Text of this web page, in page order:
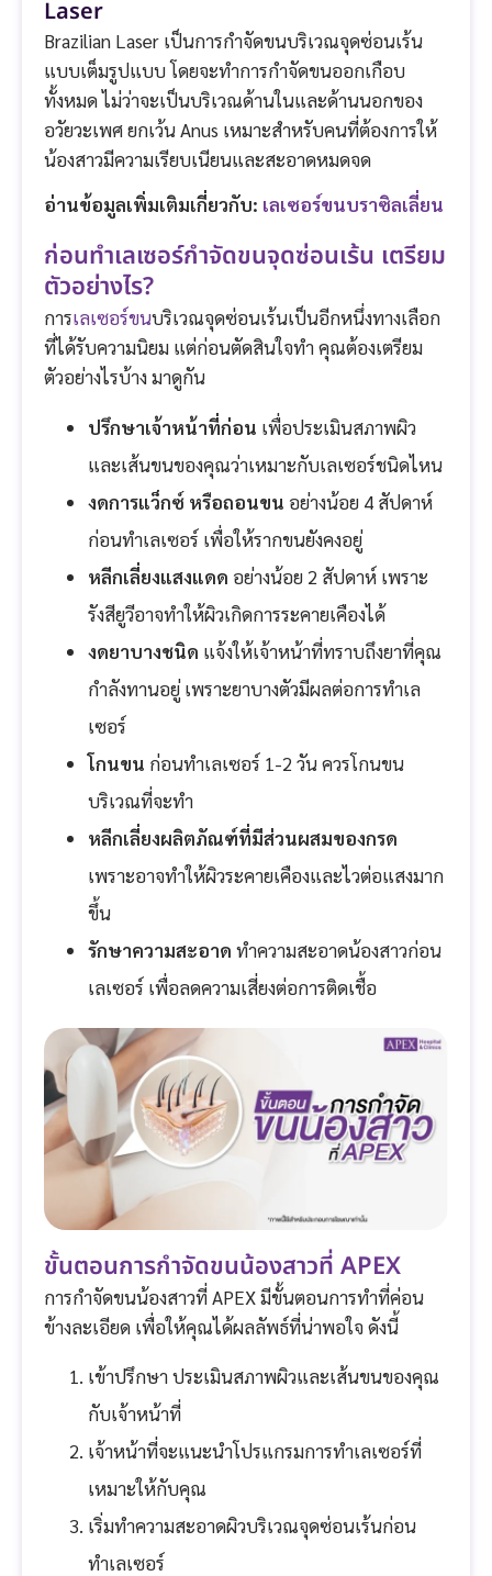
Laser
Brazilian Laser เป็นการกำจัดขนบริเวณจุดซ่อนเร้น
แบบเต็มรูปแบบ โดยจะทำการกำจัดขนออกเกือบ
ทั้งหมด ไม่ว่าจะเป็นบริเวณด้านในและด้านนอกของ
อวัยวะเพศ ยกเว้น Anus เหมาะสำหรับคนที่ต้องการให้
น้องสาวมีความเรียบเนียนและสะอาดหมดจด
อ่านข้อมูลเพิ่มเติมเกี่ยวกับ: เลเซอร์ขนบราซิลเลี่ยน
ก่อนทำเลเซอร์กำจัดขนจุดซ่อนเร้น เตรียม
ตัวอย่างไร?
การเลเซอร์ขนบริเวณจุดซ่อนเร้นเป็นอีกหนึ่งทางเลือก
ที่ได้รับความนิยม แต่ก่อนตัดสินใจทำ คุณต้องเตรียม
ตัวอย่างไรบ้าง มาดูกัน
ปรึกษาเจ้าหน้าที่ก่อน เพื่อประเมินสภาพผิว
และเส้นขนของคุณว่าเหมาะกับเลเซอร์ชนิดไหน
งดการแว็กซ์ หรือถอนขน อย่างน้อย 4 สัปดาห์
ก่อนทำเลเซอร์ เพื่อให้รากขนยังคงอยู่
หลีกเลี่ยงแสงแดด อย่างน้อย 2 สัปดาห์ เพราะ
รังสียูวีอาจทำให้ผิวเกิดการระคายเคืองได้
งดยาบางชนิด แจ้งให้เจ้าหน้าที่ทราบถึงยาที่คุณ
กำลังทานอยู่ เพราะยาบางตัวมีผลต่อการทำเล
เซอร์
โกนขน ก่อนทำเลเซอร์ 1-2 วัน ควรโกนขน
บริเวณที่จะทำ
หลีกเลี่ยงผลิตภัณฑ์ที่มีส่วนผสมของกรด
เพราะอาจทำให้ผิวระคายเคืองและไวต่อแสงมาก
ขึ้น
รักษาความสะอาด ทำความสะอาดน้องสาวก่อน
เลเซอร์ เพื่อลดความเสี่ยงต่อการติดเชื้อ
ขั้นตอนการกำจัดขนน้องสาวที่ APEX
การกำจัดขนน้องสาวที่ APEX มีขั้นตอนการทำที่ค่อน
ข้างละเอียด เพื่อให้คุณได้ผลลัพธ์ที่น่าพอใจ ดังนี้
เข้าปรึกษา ประเมินสภาพผิวและเส้นขนของคุณ
กับเจ้าหน้าที่
เจ้าหน้าที่จะแนะนำโปรแกรมการทำเลเซอร์ที่
เหมาะให้กับคุณ
เริ่มทำความสะอาดผิวบริเวณจุดซ่อนเร้นก่อน
ทำเลเซอร์